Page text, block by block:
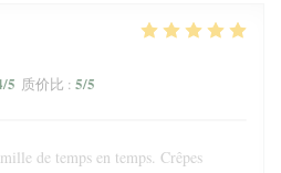
/5 质价比 : 5/5
de temps en temps. Crêpes